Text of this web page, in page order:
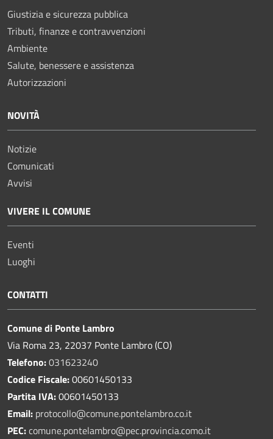
Giustizia e sicurezza pubblica
Tributi, finanze e contravvenzioni
Ambiente
Salute, benessere e assistenza
Autorizzazioni
NOVITÀ
Notizie
Comunicati
Avvisi
VIVERE IL COMUNE
Eventi
Luoghi
CONTATTI
Comune di Ponte Lambro
Via Roma 23, 22037 Ponte Lambro (CO)
Telefono:031623240
Codice Fiscale:00601450133
Partita IVA:00601450133
Email: protocollo@comune.pontelambro.co.it
PEC:comune.pontelambro@pec.provincia.como.it